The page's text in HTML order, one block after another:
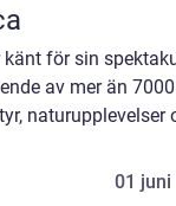
för sin
av mer än
naturupplevelser
01 juni